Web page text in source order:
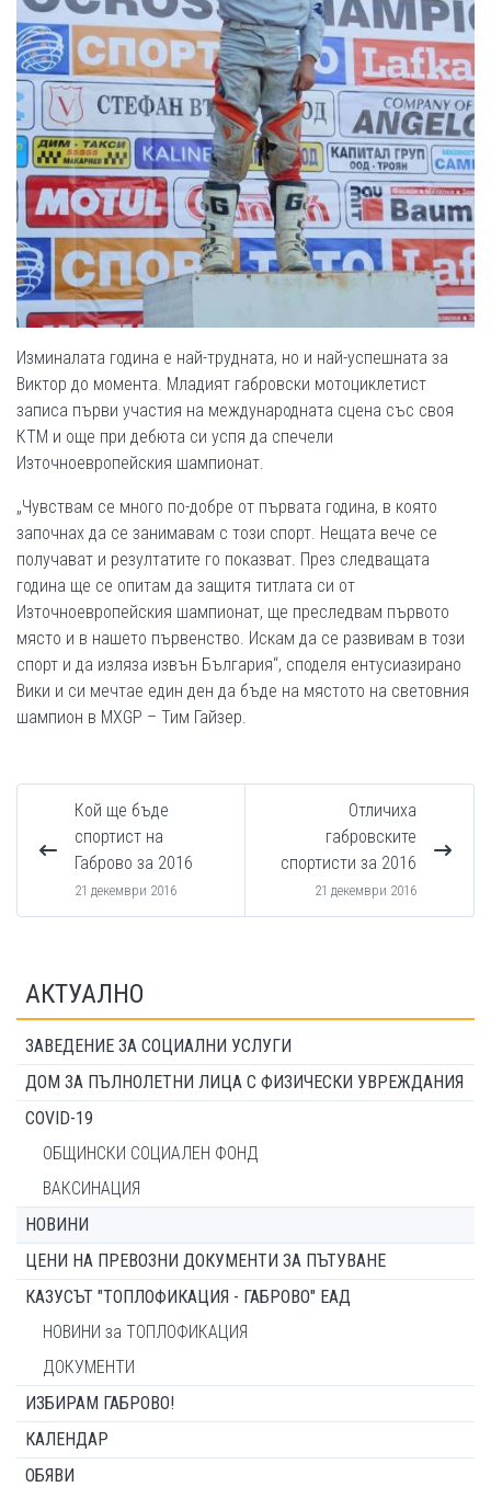
Изминалата година е най-трудната, но и най-успешната за
Виктор до момента. Младият габровски мотоциклетист
записа първи участия на международната сцена със своя
КТМ и още при дебюта си успя да спечели
Източноевропейския шампионат.
„Чувствам се много по-добре от първата година, в която
започнах да се занимавам с този спорт. Нещата вече се
получават и резултатите го показват. През следващата
година ще се опитам да защитя титлата си от
Източноевропейския шампионат, ще преследвам първото
място и в нашето първенство. Искам да се развивам в този
спорт и да изляза извън България“, споделя ентусиазирано
Вики и си мечтае един ден да бъде на мястото на световния
шампион в МХGP – Тим Гайзер.
Кой ще бъде
спортист на
Габрово за 2016
21 декември 2016
Отличиха
габровските
спортисти за 2016
21 декември 2016
АКТУАЛНО
ЗАВЕДЕНИЕ ЗА СОЦИАЛНИ УСЛУГИ
ДОМ ЗА ПЪЛНОЛЕТНИ ЛИЦА С ФИЗИЧЕСКИ УВРЕЖДАНИЯ
COVID-19
ОБЩИНСКИ СОЦИАЛЕН ФОНД
ВАКСИНАЦИЯ
НОВИНИ
ЦЕНИ НА ПРЕВОЗНИ ДОКУМЕНТИ ЗА ПЪТУВАНЕ
КАЗУСЪТ "ТОПЛОФИКАЦИЯ - ГАБРОВО" ЕАД
НОВИНИ за ТОПЛОФИКАЦИЯ
ДОКУМЕНТИ
ИЗБИРАМ ГАБРОВО!
КАЛЕНДАР
ОБЯВИ